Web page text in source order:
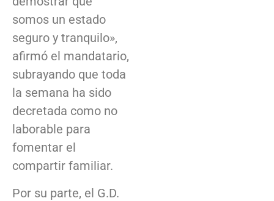
somos un estado
seguro y tranquilo»,
afirmó el mandatario,
subrayando que toda
la semana ha sido
decretada como no
laborable para
fomentar el
compartir familiar.
Por su parte, el G.D.